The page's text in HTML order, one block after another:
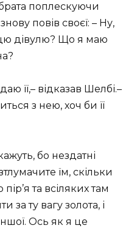
поплескуючи
повів своєї: – Ну,
цю дівулю? Що я маю
її,– відказав Шелбі.–
з нею, хоч би її
бо нездатні
їм, скільки
та всіляких там
за ту вагу золота, і
Ось як я це